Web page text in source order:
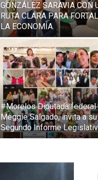
GONZÁLEZ SARAVIA CON
RUTA CLARA PARA
LA ECONOMÍA.
#Morelos Diputada federal
Meggie Salgado, invita a su
Segundo Informe